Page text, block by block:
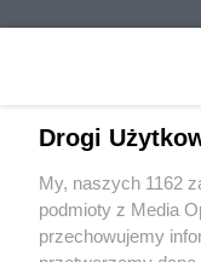
Drogi
My, naszych 1162
podmioty z Media
przechowujemy